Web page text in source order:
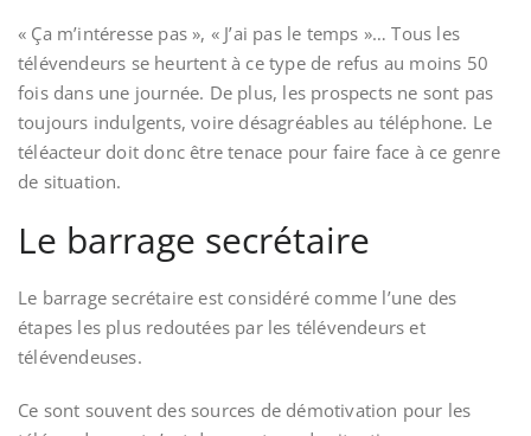
« Ça m’intéresse pas », « J’ai pas le temps »… Tous les
télévendeurs se heurtent à ce type de refus au moins 50
fois dans une journée. De plus, les prospects ne sont pas
toujours indulgents, voire désagréables au téléphone. Le
téléacteur doit donc être tenace pour faire face à ce genre
de situation.
Le barrage secrétaire
Le barrage secrétaire est considéré comme l’une des
étapes les plus redoutées par les télévendeurs et
télévendeuses.
Ce sont souvent des sources de démotivation pour les